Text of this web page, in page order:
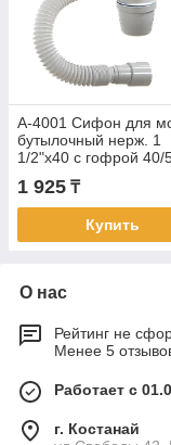
А-4001 Сифон для
бутылочный нерж. 1
1/2"х40 с гофрой 40/
Орио (35)
1 925 ₸
Купить
О нас
Рейтинг не
Менее 5
Работает с
г. Костанай